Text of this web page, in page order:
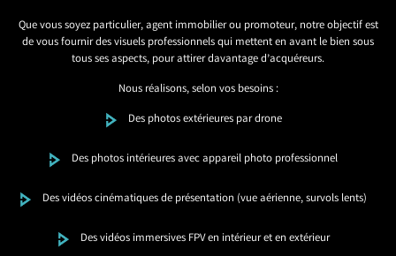
Que vous soyez particulier, agent immobilier ou promoteur, notre objectif est
de vous fournir des visuels professionnels qui mettent en avant le bien sous
tous ses aspects, pour attirer davantage d’acquéreurs.
Nous réalisons, selon vos besoins :
Des photos extérieures par drone
Des photos intérieures avec appareil photo professionnel
Des vidéos cinématiques de présentation (vue aérienne, survols lents)
Des vidéos immersives FPV en intérieur et en extérieur